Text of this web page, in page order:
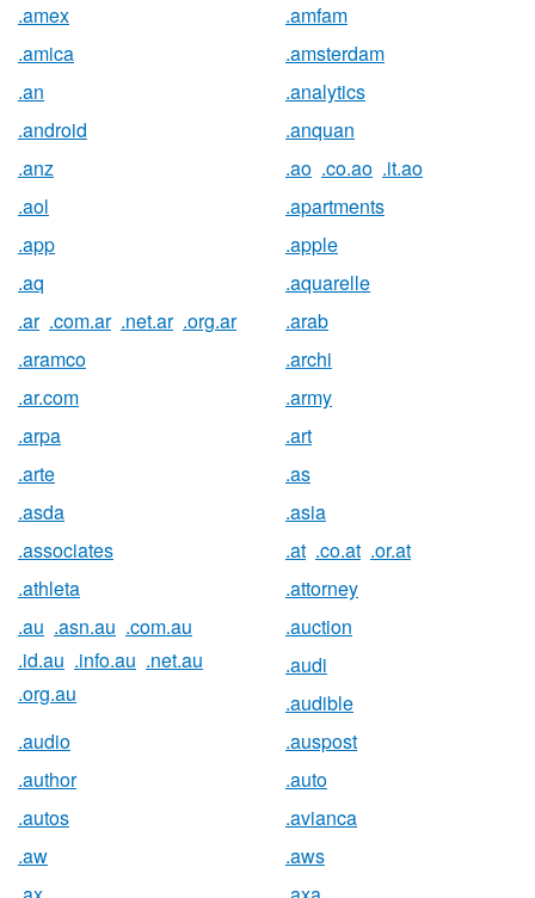
.amex
.amfam
.amica
.amsterdam
.an
.analytics
.android
.anquan
.anz
.ao .co.ao .it.ao
.aol
.apartments
.app
.apple
.aq
.aquarelle
.ar .com.ar .net.ar .org.ar
.arab
.aramco
.archi
.ar.com
.army
.arpa
.art
.arte
.as
.asda
.asia
.associates
.at .co.at .or.at
.athleta
.attorney
.au .asn.au .com.au
.id.au .info.au .net.au
.org.au
.auction
.audi
.audible
.audio
.auspost
.author
.auto
.autos
.avianca
.aw
.aws